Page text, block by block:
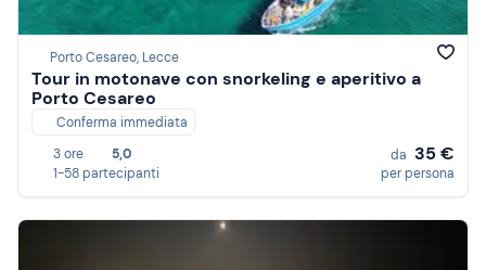
Porto Cesareo, Lecce
Tour in motonave con snorkeling e aperitivo a
Porto Cesareo
Conferma immediata
3 ore
5,0
1-58 partecipanti
da 35 €
per persona